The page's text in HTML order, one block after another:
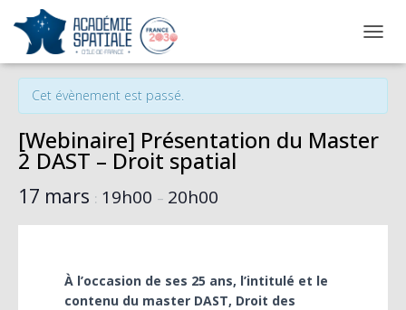
« Tous les Évènements
Cet évènement est passé.
[Webinaire] Présentation du Master
2 DAST – Droit spatial
17 mars : 19h00 – 20h00
À l’occasion de ses 25 ans, l’intitulé et le
contenu du master DAST, Droit des